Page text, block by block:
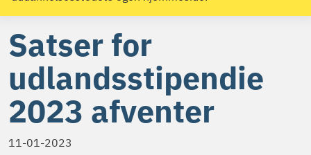
Satser for
udlandsstipendie
2023 afventer
11-01-2023